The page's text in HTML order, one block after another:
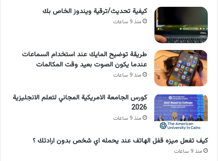
كيفية تحديث/ترقية ويندوز الخاص بك
منذ 9 ساعات
طريقة توضيح المايك عند استخدام السماعات
عندما يكون الصوت بعيد وقت المكالمات
منذ 9 ساعات
كورس الجامعة الامريكية المجاني لتعلم الانجليزية
2026
منذ 9 ساعات
كيف تفعل ميزه قفل الهاتف عند يحمله اي شخص بدون ارادتك ؟
منذ 9 ساعات